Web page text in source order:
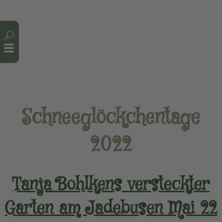
Schneeglöckchentage
2022
Tanja Bohlkens versteckter
Garten am Jadebusen Mai 22